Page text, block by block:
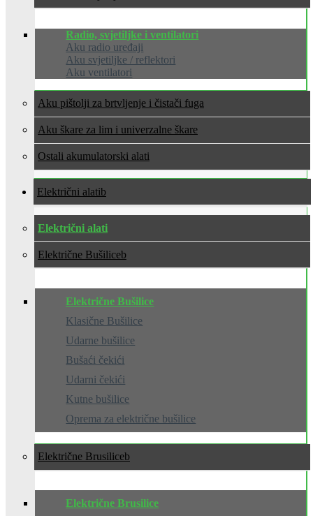
Radio, svjetiljke i ventilatori
Aku radio uređaji
Aku svjetiljke / reflektori
Aku ventilatori
Aku pištolji za brtvljenje i čistači fuga
Aku škare za lim i univerzalne škare
Ostali akumulatorski alati
Električni alati
Električni alati
Električne Bušilice
Električne Bušilice
Klasične Bušilice
Udarne bušilice
Bušaći čekići
Udarni čekići
Kutne bušilice
Oprema za električne bušilice
Električne Brusilice
Električne Brusilice